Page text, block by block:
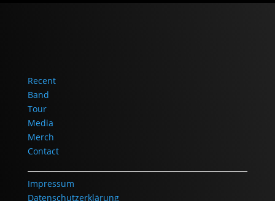
Recent
Band
Tour
Media
Merch
Contact
Impressum
Datenschutzerklärung